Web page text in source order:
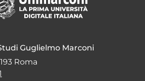
Guglielmo Marconi
Roma